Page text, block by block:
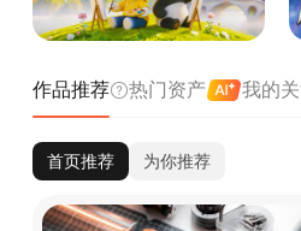
作品推荐 热门资产 我的
首页推荐 为你推荐